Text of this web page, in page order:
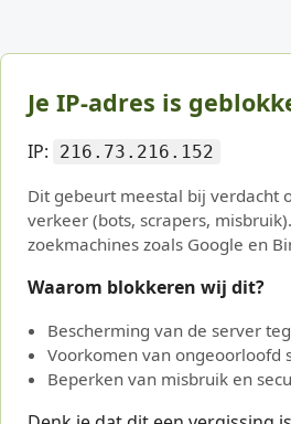
Je IP-adres is
IP: 216.73.216.152
Dit gebeurt meestal bij verdacht
verkeer (bots, scrapers,
zoekmachines zoals Google en
Waarom blokkeren wij dit?
Bescherming van de server
Voorkomen van ongeoorloofd
Beperken van misbruik en